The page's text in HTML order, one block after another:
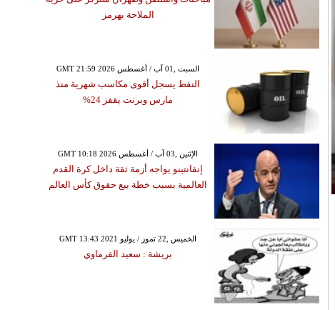
الملاحة بهرمز
GMT 21:59 2026 السبت ,01 آب / أغسطس
النفط يسجل أقوى مكاسب شهرية منذ
مارس وبرنت يقفز 24%
GMT 10:18 2026 الإثنين ,03 آب / أغسطس
إنفانتينو يواجه أزمة ثقة داخل كرة القدم
العالمية بسبب خطة بيع حقوق كأس العالم
GMT 13:43 2021 الخميس ,22 تموز / يوليو
بريشة : سعيد الفرماوي